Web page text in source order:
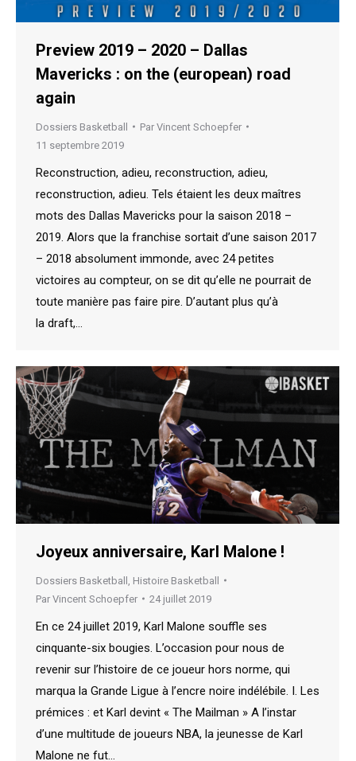
Preview 2019 – 2020 – Dallas
Mavericks : on the (european) road
again
Dossiers Basketball Par Vincent Schoepfer
11 septembre 2019
Reconstruction, adieu, reconstruction, adieu,
reconstruction, adieu. Tels étaient les deux maîtres
mots des Dallas Mavericks pour la saison 2018 –
2019. Alors que la franchise sortait d’une saison 2017
– 2018 absolument immonde, avec 24 petites
victoires au compteur, on se dit qu’elle ne pourrait de
toute manière pas faire pire. D’autant plus qu’à
la draft,…
Joyeux anniversaire, Karl Malone !
Dossiers Basketball
Histoire Basketball
Par Vincent Schoepfer 24 juillet 2019
En ce 24 juillet 2019, Karl Malone souffle ses
cinquante-six bougies. L’occasion pour nous de
revenir sur l’histoire de ce joueur hors norme, qui
marqua la Grande Ligue à l’encre noire indélébile. I. Les
prémices : et Karl devint « The Mailman » A l’instar
d’une multitude de joueurs NBA, la jeunesse de Karl
Malone ne fut…